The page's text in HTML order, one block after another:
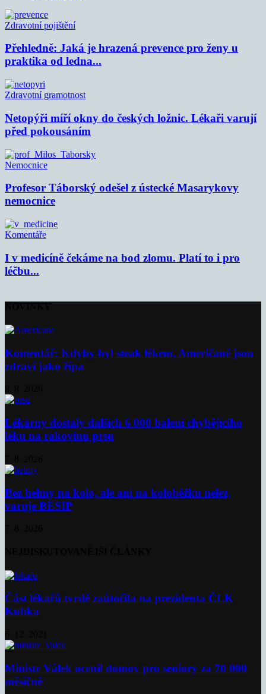
Zdravotní pojištění
Přehledně: Jaká je hrazená prevence pro ženy u
praktika od ledna...
Zdravotní gramotnost
Netopýři míří okny do českých ložnic. Lékaři varují
před pokousáním
Nemocnice
Profesor Táborský odešel z ústecké Masarykovy
nemocnice
Komentáře
I v medicíně čekáme na bod zlomu. Platí to i pro
léčbu...
Komentář: Kdyby byl steak lékem, Američané jsou
zdraví jako řípa
Lékárny dostaly dalších 6 000 balení chybějícího
léku na rakovinu prsu
Bez helmy na kolo, ale ani na koloběžku nelez,
varuje BESIP
Část lékařů tvrdě zaútočila na prezidenta ČLK
Kubka
Ministr Válek ocenil domov pro seniory za 70 000
měsíčně